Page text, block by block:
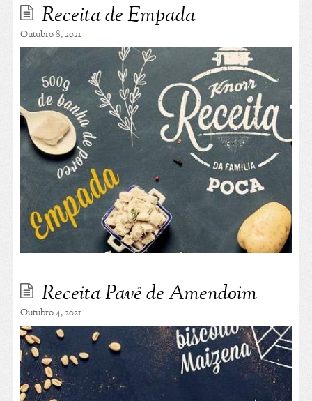
Receita de Empada
Outubro 8, 2021
Receita Pavê de Amendoim
Outubro 4, 2021